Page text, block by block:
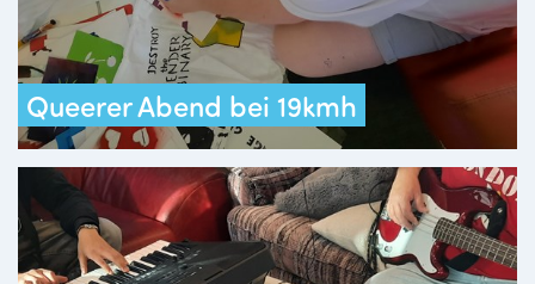
Queerer Abend bei 19kmh